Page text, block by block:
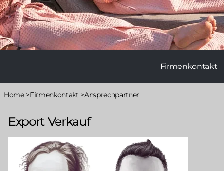
2nd
Firmenkontakt
Pfadnavigation
Home>Firmenkontakt >Ansprechpartner
Export Verkauf